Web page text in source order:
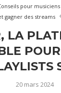
pour musiciens
gagner des streams
LA
20 mars 2024